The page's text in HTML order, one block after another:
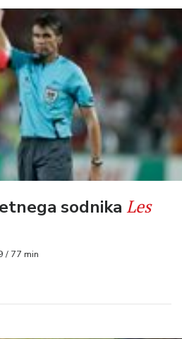
sodnika Les
/ 77 min